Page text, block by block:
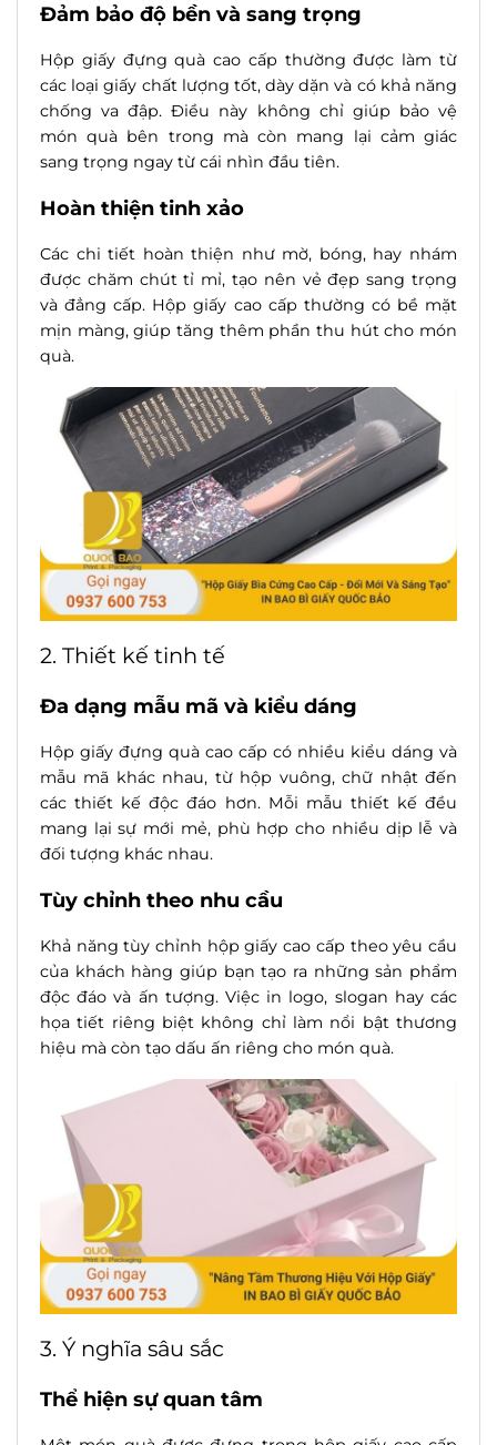
Đảm bảo độ bền và sang trọng
Hộp giấy đựng quà cao cấp thường được làm từ
các loại giấy chất lượng tốt, dày dặn và có khả năng
chống va đập. Điều này không chỉ giúp bảo vệ
món quà bên trong mà còn mang lại cảm giác
sang trọng ngay từ cái nhìn đầu tiên.
Hoàn thiện tinh xảo
Các chi tiết hoàn thiện như mờ, bóng, hay nhám
được chăm chút tỉ mỉ, tạo nên vẻ đẹp sang trọng
và đẳng cấp. Hộp giấy cao cấp thường có bề mặt
mịn màng, giúp tăng thêm phần thu hút cho món
quà.
2. Thiết kế tinh tế
Đa dạng mẫu mã và kiểu dáng
Hộp giấy đựng quà cao cấp có nhiều kiểu dáng và
mẫu mã khác nhau, từ hộp vuông, chữ nhật đến
các thiết kế độc đáo hơn. Mỗi mẫu thiết kế đều
mang lại sự mới mẻ, phù hợp cho nhiều dịp lễ và
đối tượng khác nhau.
Tùy chỉnh theo nhu cầu
Khả năng tùy chỉnh hộp giấy cao cấp theo yêu cầu
của khách hàng giúp bạn tạo ra những sản phẩm
độc đáo và ấn tượng. Việc in logo, slogan hay các
họa tiết riêng biệt không chỉ làm nổi bật thương
hiệu mà còn tạo dấu ấn riêng cho món quà.
3. Ý nghĩa sâu sắc
Thể hiện sự quan tâm